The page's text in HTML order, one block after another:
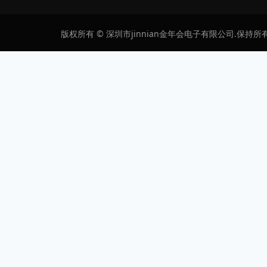
版权所有 © 深圳市jinnian金年会电子有限公司.保持所